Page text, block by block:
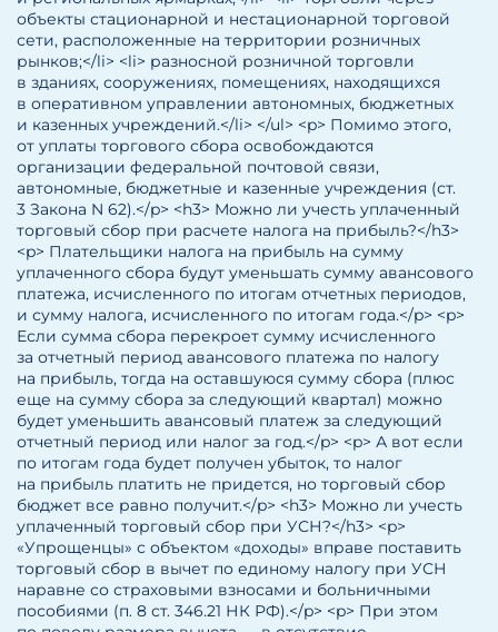
объекты стационарной и нестационарной торговой
сети, расположенные на территории розничных
рынков;</li> <li> разносной розничной торговли
в зданиях, сооружениях, помещениях, находящихся
в оперативном управлении автономных, бюджетных
и казенных учреждений.</li> </ul> <p> Помимо этого,
от уплаты торгового сбора освобождаются
организации федеральной почтовой связи,
автономные, бюджетные и казенные учреждения (ст.
3 Закона N 62).</p> <h3> Можно ли учесть уплаченный
торговый сбор при расчете налога на прибыль?</h3>
<p> Плательщики налога на прибыль на сумму
уплаченного сбора будут уменьшать сумму авансового
платежа, исчисленного по итогам отчетных периодов,
и сумму налога, исчисленного по итогам года.</p> <p>
Если сумма сбора перекроет сумму исчисленного
за отчетный период авансового платежа по налогу
на прибыль, тогда на оставшуюся сумму сбора (плюс
еще на сумму сбора за следующий квартал) можно
будет уменьшить авансовый платеж за следующий
отчетный период или налог за год.</p> <p> А вот если
по итогам года будет получен убыток, то налог
на прибыль платить не придется, но торговый сбор
бюджет все равно получит.</p> <h3> Можно ли учесть
уплаченный торговый сбор при УСН?</h3> <p>
«Упрощенцы» с объектом «доходы» вправе поставить
торговый сбор в вычет по единому налогу при УСН
наравне со страховыми взносами и больничными
пособиями (п. 8 ст. 346.21 НК РФ).</p> <p> При этом